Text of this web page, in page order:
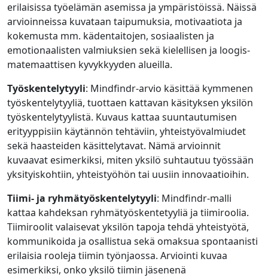
erilaisissa työelämän asemissa ja ympäristöissä. Näissä
arvioinneissa kuvataan taipumuksia, motivaatiota ja
kokemusta mm. kädentaitojen, sosiaalisten ja
emotionaalisten valmiuksien sekä kielellisen ja loogis-
matemaattisen kyvykkyyden alueilla.
Työskentelytyyli: Mindfindr-arvio käsittää kymmenen
työskentelytyyliä, tuottaen kattavan käsityksen yksilön
työskentelytyylistä. Kuvaus kattaa suuntautumisen
erityyppisiin käytännön tehtäviin, yhteistyövalmiudet
sekä haasteiden käsittelytavat. Nämä arvioinnit
kuvaavat esimerkiksi, miten yksilö suhtautuu työssään
yksityiskohtiin, yhteistyöhön tai uusiin innovaatioihin.
Tiimi- ja ryhmätyöskentelytyyli: Mindfindr-malli
kattaa kahdeksan ryhmätyöskentetyyliä ja tiimiroolia.
Tiimiroolit valaisevat yksilön tapoja tehdä yhteistyötä,
kommunikoida ja osallistua sekä omaksua spontaanisti
erilaisia rooleja tiimin työnjaossa. Arviointi kuvaa
esimerkiksi, onko yksilö tiimin jäsenenä